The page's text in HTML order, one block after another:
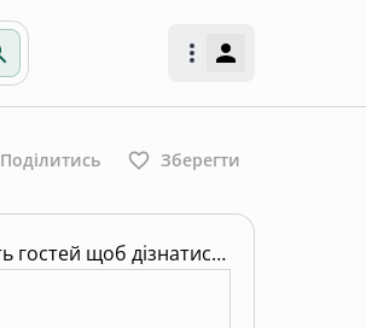
Поділитись Зберегти
Змініть кількість гостей щоб дізнатись ціну